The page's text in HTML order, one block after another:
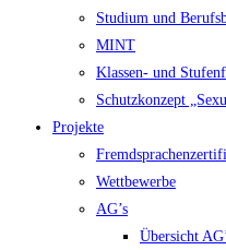
Studium und
MINT
Klassen- und
Schutzkonzept
Projekte
Wettbewerbe
AG’s
Übersicht